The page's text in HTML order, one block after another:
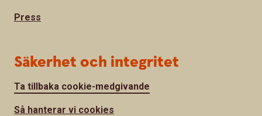
Press
Säkerhet och integritet
Ta tillbaka cookie-medgivande
Så hanterar vi cookies